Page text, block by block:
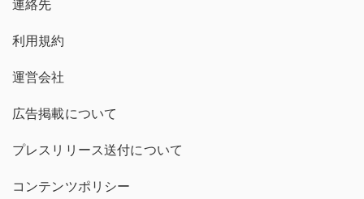
連絡先
利用規約
運営会社
広告掲載について
プレスリリース送付について
コンテンツポリシー